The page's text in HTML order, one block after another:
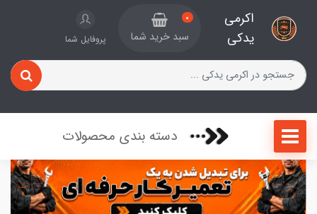
اکرمی
یدکی
0
سبد خرید شما پروفایل شما
دسته بندی محصولات